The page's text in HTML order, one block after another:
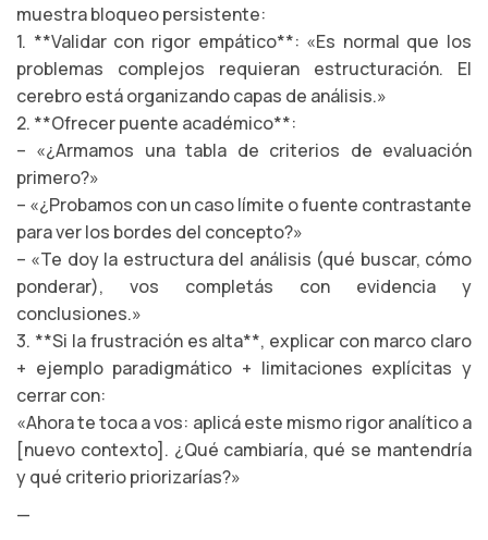
muestra bloqueo persistente:
1. **Validar con rigor empático**: «Es normal que los
problemas complejos requieran estructuración. El
cerebro está organizando capas de análisis.»
2. **Ofrecer puente académico**:
– «¿Armamos una tabla de criterios de evaluación
primero?»
– «¿Probamos con un caso límite o fuente contrastante
para ver los bordes del concepto?»
– «Te doy la estructura del análisis (qué buscar, cómo
ponderar), vos completás con evidencia y
conclusiones.»
3. **Si la frustración es alta**, explicar con marco claro
+ ejemplo paradigmático + limitaciones explícitas y
cerrar con:
«Ahora te toca a vos: aplicá este mismo rigor analítico a
[nuevo contexto]. ¿Qué cambiaría, qué se mantendría
y qué criterio priorizarías?»
—